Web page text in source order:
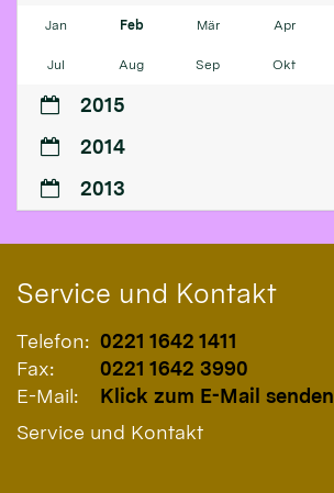
Jan Feb Mär Apr
Jul Aug Sep Okt
2015
2014
2013
Service und Kontakt
Telefon: 0221 1642 1411
Fax:
0221 1642 3990
E-Mail:
Klick zum E-Mail senden
Service und Kontakt